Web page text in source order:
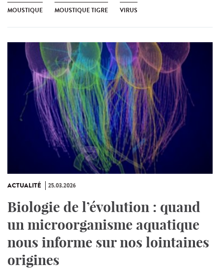
MOUSTIQUE MOUSTIQUE TIGRE VIRUS
ACTUALITÉ 25.03.2026
Biologie de l’évolution : quand
un microorganisme aquatique
nous informe sur nos lointaines
origines